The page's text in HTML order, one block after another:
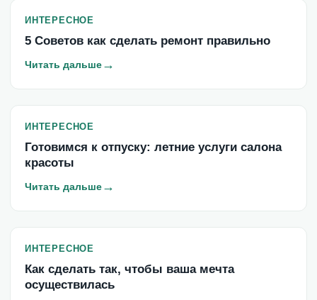
ИНТЕРЕСНОЕ
5 Советов как сделать ремонт правильно
Читать дальше→
ИНТЕРЕСНОЕ
Готовимся к отпуску: летние услуги салона
красоты
Читать дальше→
ИНТЕРЕСНОЕ
Как сделать так, чтобы ваша мечта
осуществилась